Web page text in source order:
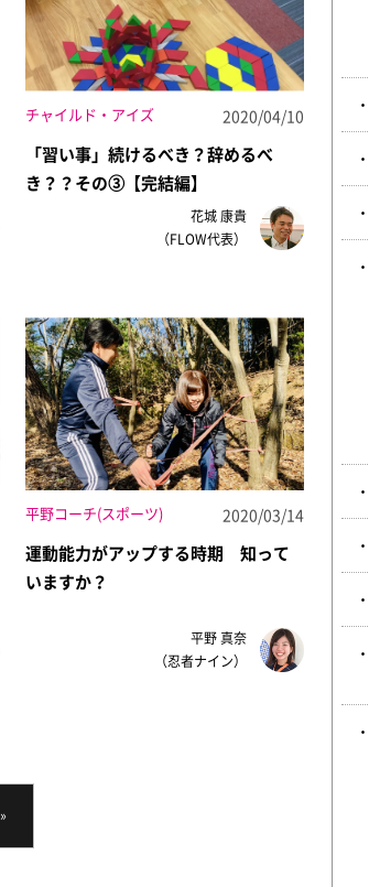
チャイルド・アイズ 2020/04/10
「習い事」続けるべき？辞めるべ
き？？その③【完結編】
花城 康貴
（FLOW代表）
平野コーチ(スポーツ) 2020/03/14
運動能力がアップする時期 知って
いますか？
平野 真奈
（忍者ナイン）
»